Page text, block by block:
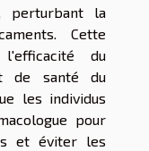
perturbant la
Cette
du
de santé du
les individus
pour
et éviter les